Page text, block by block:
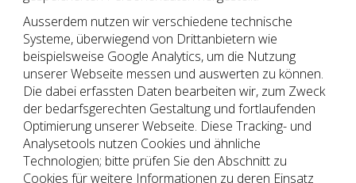
Ausserdem nutzen wir verschiedene technische
Systeme, überwiegend von Drittanbietern wie
beispielsweise Google Analytics, um die Nutzung
unserer Webseite messen und auswerten zu können.
Die dabei erfassten Daten bearbeiten wir, zum Zweck
der bedarfsgerechten Gestaltung und fortlaufenden
Optimierung unserer Webseite. Diese Tracking- und
Analysetools nutzen Cookies und ähnliche
Technologien; bitte prüfen Sie den Abschnitt zu
Cookies für weitere Informationen zu deren Einsatz